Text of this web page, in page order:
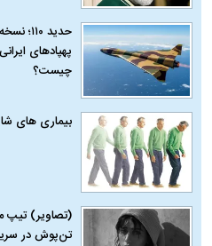
حدید
پهپادهای
چیست؟
بیماری‌ های
(تصاویر) تیپ
تن‌پوش در